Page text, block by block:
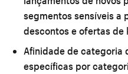
segmentos sensíveis a
descontos e ofertas de
Afinidade de categoria
específicas por